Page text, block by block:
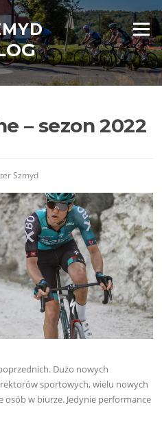
Menu
– sezon 2022
Szmyd
Dużo nowych
sportowych, wielu nowych
osób w biurze. Jedynie performance